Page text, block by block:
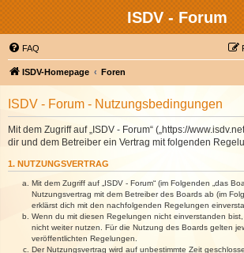
ISDV - Forum
FAQ
ISDV-Homepage Foren
ISDV - Forum - Nutzungsbedingungen
Mit dem Zugriff auf „ISDV - Forum“ („https://
dir und dem Betreiber ein Vertrag mit folgenden
1. NUTZUNGSVERTRAG
Mit dem Zugriff auf „ISDV - Forum“ (im Folgenden „das
Nutzungsvertrag mit dem Betreiber des Boards ab (im
erklärst dich mit den nachfolgenden Regelungen
Wenn du mit diesen Regelungen nicht einverstanden
nicht weiter nutzen. Für die Nutzung des Boards gelten
veröffentlichten Regelungen.
Der Nutzungsvertrag wird auf unbestimmte Zeit